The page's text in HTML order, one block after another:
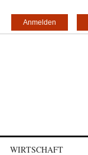
Anmelden
WIRTSCHAFT